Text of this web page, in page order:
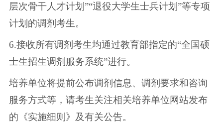
层次骨干人才计划”“退役大学生士兵计划”等专项
计划的调剂考生。
6.接收所有调剂考生均通过教育部指定的“全国硕
士生招生调剂服务系统”进行。
培养单位将提前公布调剂信息、调剂要求和咨询
服务方式等，请考生关注相关培养单位网站发布
的《实施细则》及有关公告。